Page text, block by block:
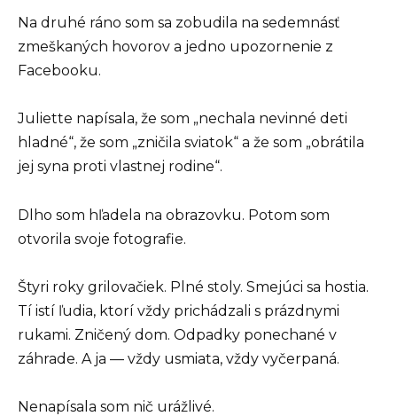
Na druhé ráno som sa zobudila na sedemnásť
zmeškaných hovorov a jedno upozornenie z
Facebooku.
Juliette napísala, že som „nechala nevinné deti
hladné“, že som „zničila sviatok“ a že som „obrátila
jej syna proti vlastnej rodine“.
Dlho som hľadela na obrazovku. Potom som
otvorila svoje fotografie.
Štyri roky grilovačiek. Plné stoly. Smejúci sa hostia.
Tí istí ľudia, ktorí vždy prichádzali s prázdnymi
rukami. Zničený dom. Odpadky ponechané v
záhrade. A ja — vždy usmiata, vždy vyčerpaná.
Nenapísala som nič urážlivé.